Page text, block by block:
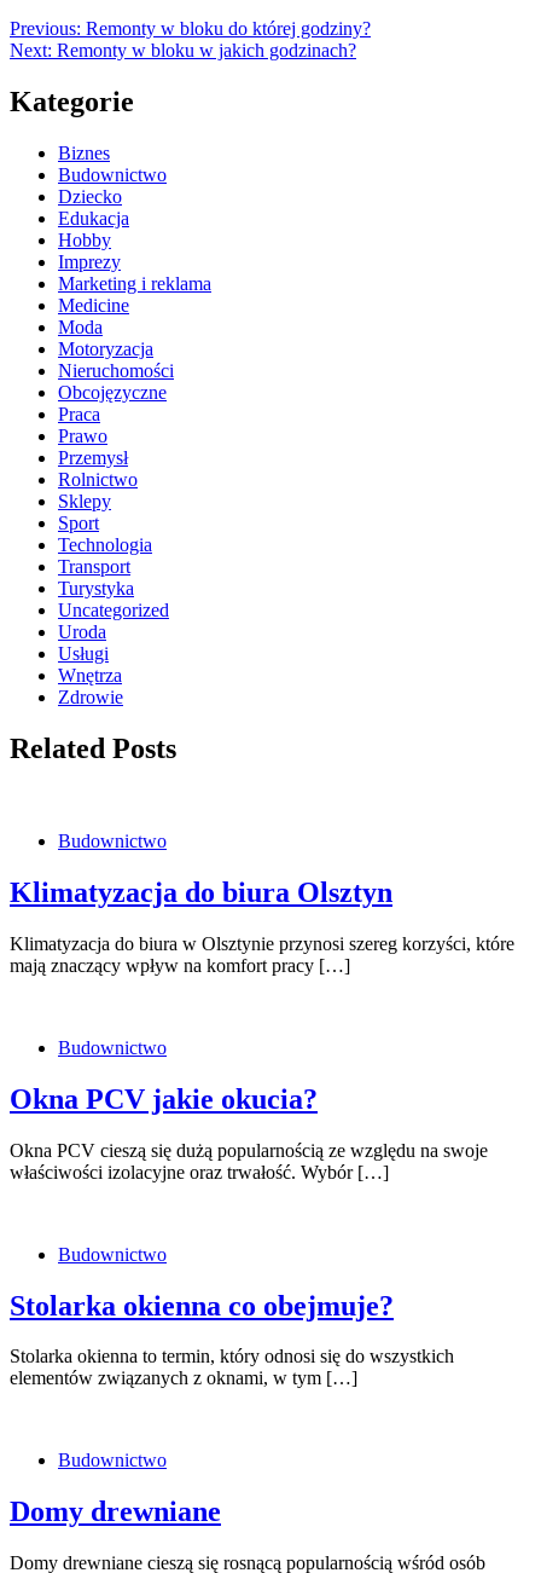
Previous: Remonty w bloku do której godziny?
Next: Remonty w bloku w jakich godzinach?
Kategorie
Biznes
Budownictwo
Dziecko
Edukacja
Hobby
Imprezy
Marketing i reklama
Medicine
Moda
Motoryzacja
Nieruchomości
Obcojęzyczne
Praca
Prawo
Przemysł
Rolnictwo
Sklepy
Sport
Technologia
Transport
Turystyka
Uncategorized
Uroda
Usługi
Wnętrza
Zdrowie
Related Posts
Budownictwo
Klimatyzacja do biura Olsztyn
Klimatyzacja do biura w Olsztynie przynosi szereg korzyści, które
mają znaczący wpływ na komfort pracy […]
Budownictwo
Okna PCV jakie okucia?
Okna PCV cieszą się dużą popularnością ze względu na swoje
właściwości izolacyjne oraz trwałość. Wybór […]
Budownictwo
Stolarka okienna co obejmuje?
Stolarka okienna to termin, który odnosi się do wszystkich
elementów związanych z oknami, w tym […]
Budownictwo
Domy drewniane
Domy drewniane cieszą się rosnącą popularnością wśród osób